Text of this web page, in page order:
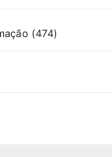
(474)